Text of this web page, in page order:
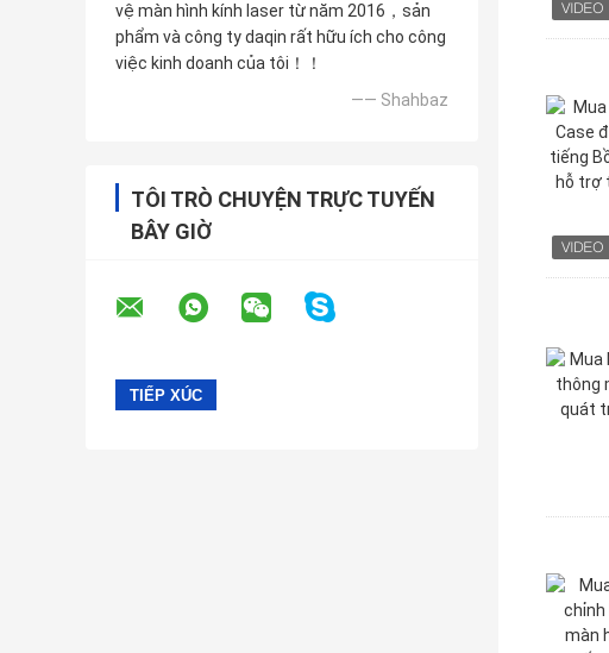
vệ màn hình kính laser từ năm 2016，sản
phẩm và công ty daqin rất hữu ích cho công
việc kinh doanh của tôi！！
—— Shahbaz
TÔI TRÒ CHUYỆN TRỰC TUYẾN
BÂY GIỜ